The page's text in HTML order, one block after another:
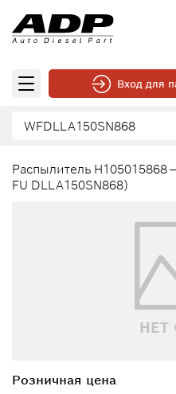
Вход для
Распылитель H105015868
FU DLLA150SN868)
НЕТ
Розничная цена